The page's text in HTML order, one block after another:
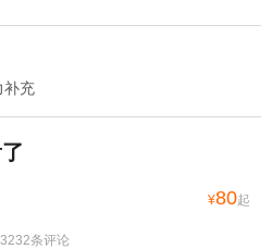
补充
¥80起
条评论